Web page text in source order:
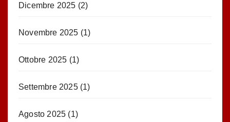
Dicembre 2025 (2)
Novembre 2025 (1)
Ottobre 2025 (1)
Settembre 2025(1)
Agosto 2025 (1)